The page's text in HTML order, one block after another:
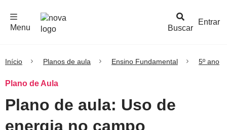
Buscar
Menu
Entrar
Início Planos de aula Ensino Fundamental 5º ano
Plano de Aula
Plano de aula: Uso de
energia no campo